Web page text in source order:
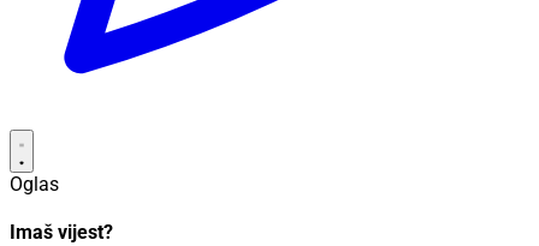
Oglas
Imaš vijest?